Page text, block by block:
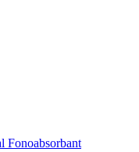
Fonoabsorbant